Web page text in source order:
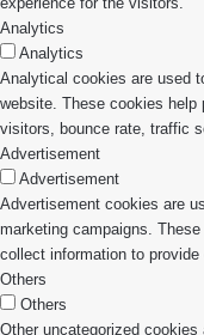
Analytics
Analytics
Analytical cookies are used
website. These cookies help
visitors, bounce rate, traffic
Advertisement
Advertisement
Advertisement cookies are
marketing campaigns.
collect information to
Others
Others
Other uncategorized